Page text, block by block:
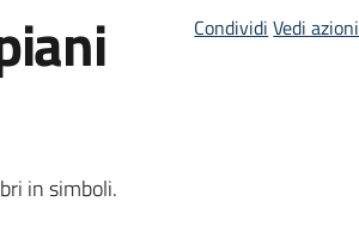
in simboli.
Condividi Vedi azioni